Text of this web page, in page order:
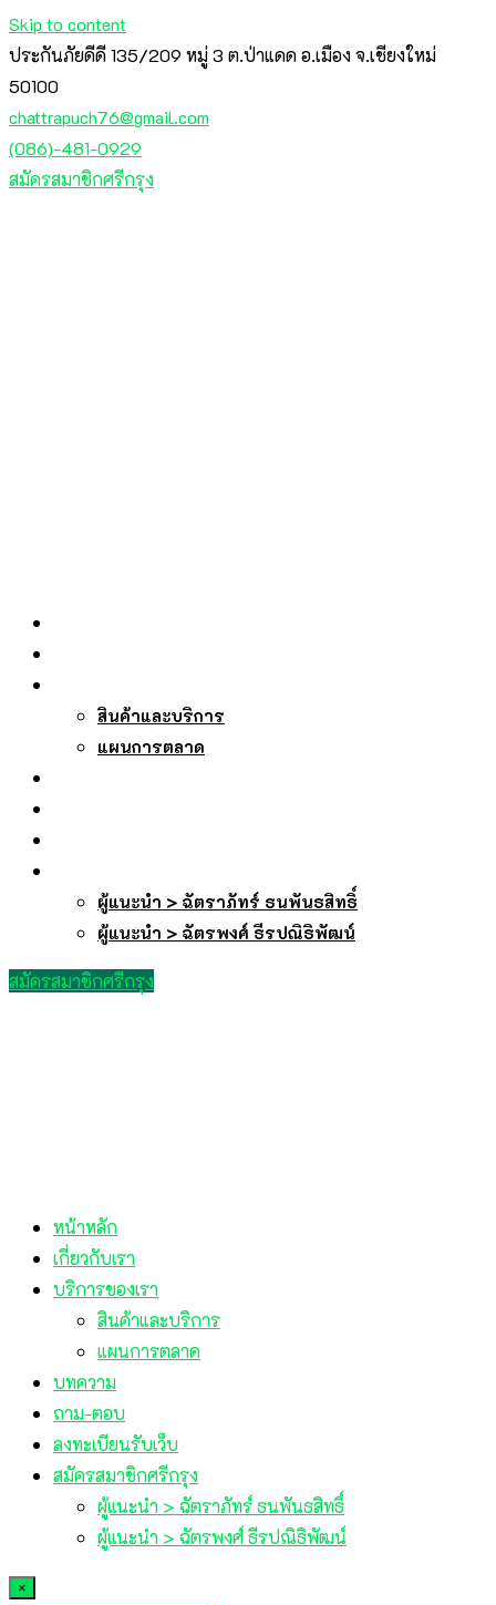
Skip to content
ประกันภัยดีดี 135/209 หมู่ 3 ต.ป่าแดด อ.เมือง จ.เชียงใหม่
50100
chattrapuch76@gmail.com
(086)-481-0929
สมัครสมาชิกศรีกรุง
สินค้าและบริการ
แผนการตลาด
ผู้แนะนำ > ฉัตราภัทร์ ธนพันธสิทธิ์
ผู้แนะนำ > ฉัตรพงศ์ ธีรปณิธิพัฒน์
สมัครสมาชิกศรีกรุง
หน้าหลัก
เกี่ยวกับเรา
บริการของเรา
สินค้าและบริการ
แผนการตลาด
บทความ
ถาม-ตอบ
ลงทะเบียนรับเว็บ
สมัครสมาชิกศรีกรุง
ผู้แนะนำ > ฉัตราภัทร์ ธนพันธสิทธิ์
ผู้แนะนำ > ฉัตรพงศ์ ธีรปณิธิพัฒน์
×